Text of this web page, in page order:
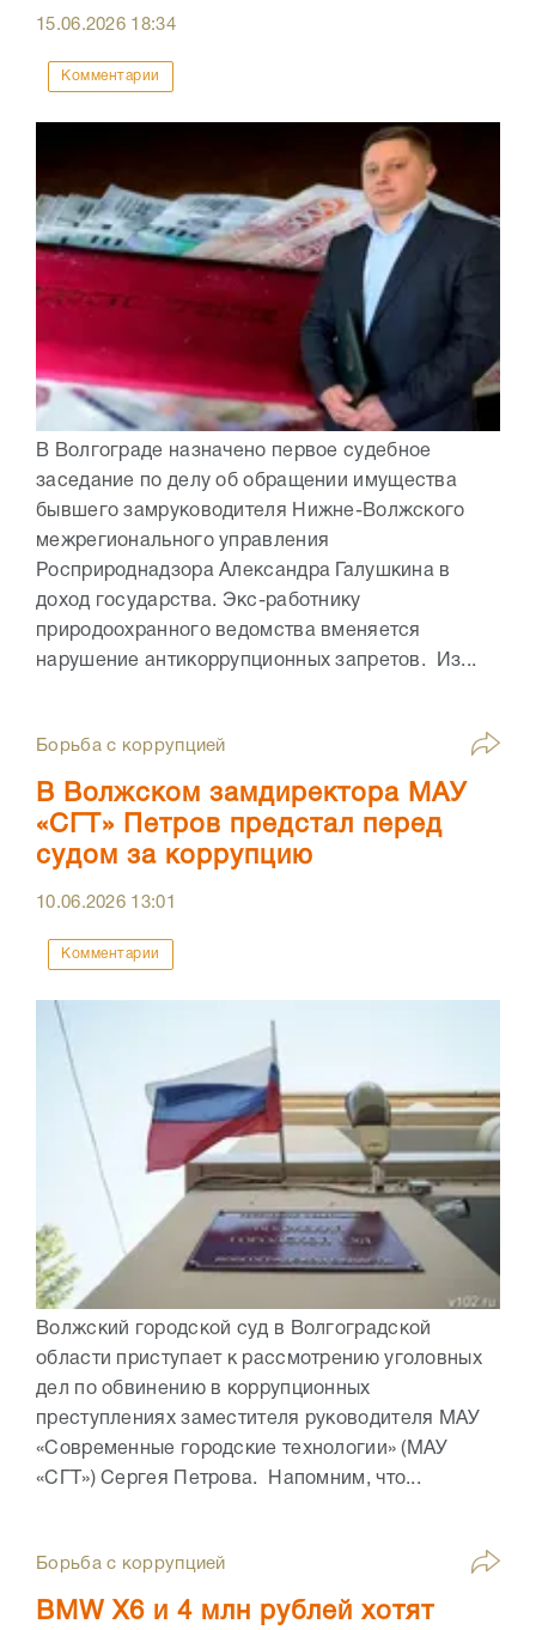
15.06.2026 18:34
Комментарии
В Волгограде назначено первое судебное
заседание по делу об обращении имущества
бывшего замруководителя Нижне-Волжского
межрегионального управления
Росприроднадзора Александра Галушкина в
доход государства. Экс-работнику
природоохранного ведомства вменяется
нарушение антикоррупционных запретов. Из...
Борьба с коррупцией
В Волжском замдиректора МАУ
«СГТ» Петров предстал перед
судом за коррупцию
10.06.2026 13:01
Комментарии
Волжский городской суд в Волгоградской
области приступает к рассмотрению уголовных
дел по обвинению в коррупционных
преступлениях заместителя руководителя МАУ
«Современные городские технологии» (МАУ
«СГТ») Сергея Петрова. Напомним, что...
Борьба с коррупцией
BMW X6 и 4 млн рублей хотят